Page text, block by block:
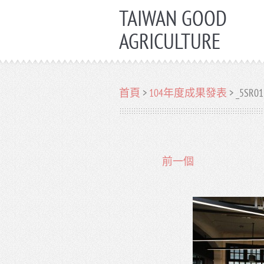
TAIWAN GOOD
AGRICULTURE
首頁 > 104年度成果發表 >
前一個